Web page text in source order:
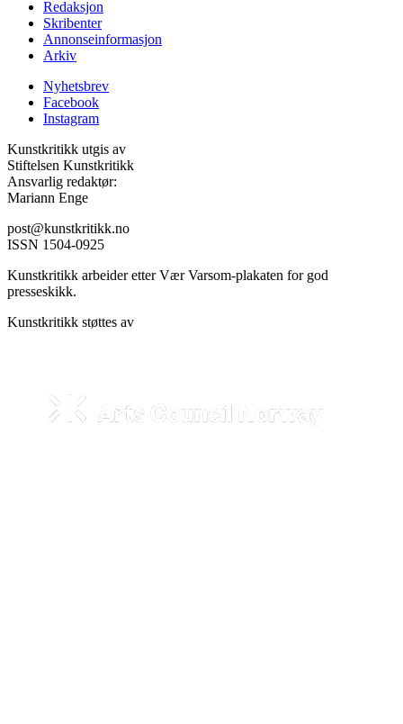
Redaksjon
Skribenter
Annonseinformasjon
Arkiv
Nyhetsbrev
Facebook
Instagram
Kunstkritikk utgis av
Stiftelsen Kunstkritikk
Ansvarlig redaktør:
Mariann Enge
post@kunstkritikk.no
ISSN 1504-0925
Kunstkritikk arbeider etter Vær Varsom-plakaten for god
presseskikk.
Kunstkritikk støttes av